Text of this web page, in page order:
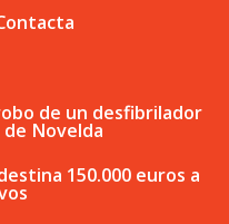
de un desfibrilador
Novelda
150.000 euros a